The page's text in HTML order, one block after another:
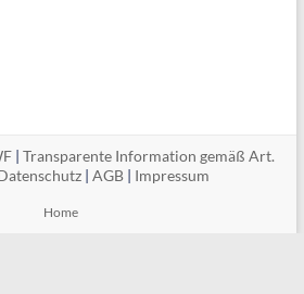
|Transparente Information gemäß Art.
| AGB| Impressum
Home